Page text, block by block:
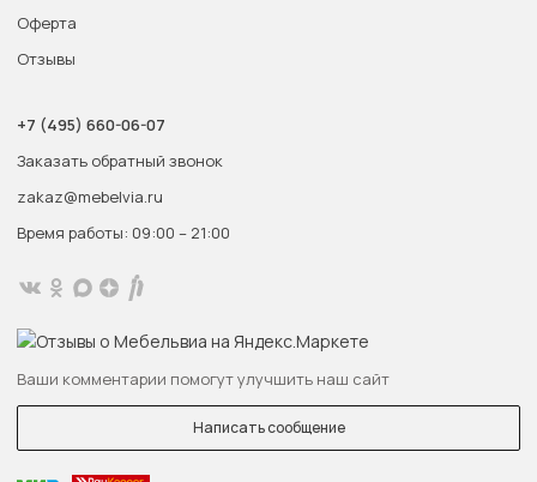
Оферта
Отзывы
+7 (495) 660-06-07
Заказать обратный звонок
zakaz@mebelvia.ru
Время работы: 09:00 – 21:00
Ваши комментарии помогут улучшить наш сайт
Написать сообщение